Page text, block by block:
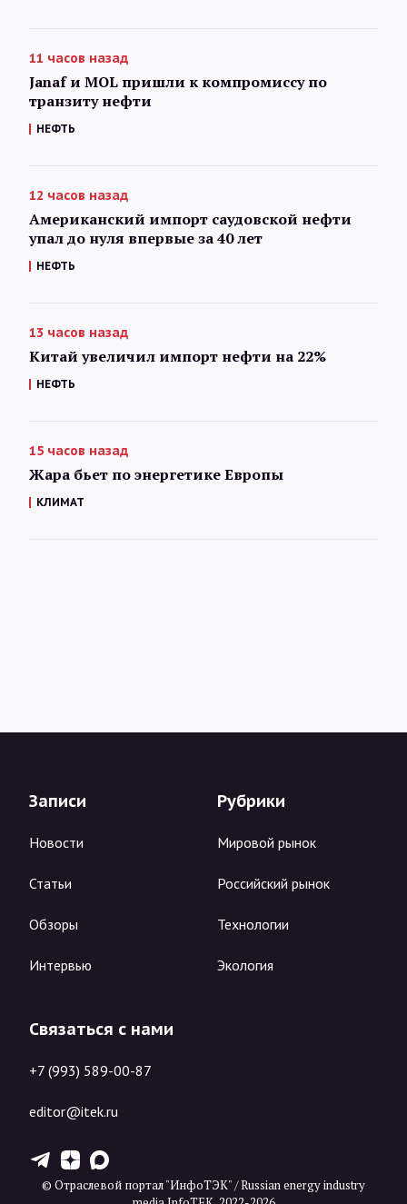
11 часов назад
Janaf и MOL пришли к компромиссу по
транзиту нефти
НЕФТЬ
12 часов назад
Американский импорт саудовской нефти
упал до нуля впервые за 40 лет
НЕФТЬ
13 часов назад
Китай увеличил импорт нефти на 22%
НЕФТЬ
15 часов назад
Жара бьет по энергетике Европы
КЛИМАТ
Записи
Новости
Статьи
Обзоры
Интервью
Рубрики
Мировой рынок
Российский рынок
Технологии
Экология
Связаться с нами
+7 (993) 589-00-87
editor@itek.ru
T Z X
© Отраслевой портал "ИнфоТЭК" / Russian energy industry